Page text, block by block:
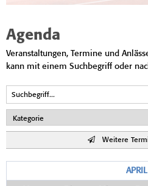
Agenda
Veranstaltungen, Termine und
kann mit einem Suchbegriff oder
Weitere
APRIL